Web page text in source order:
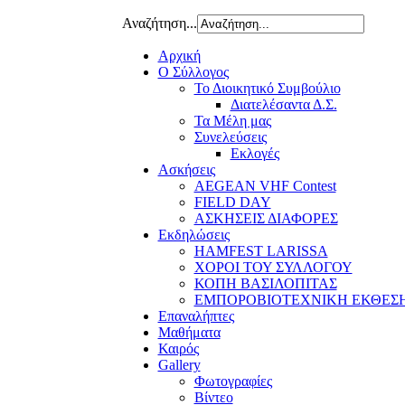
Αναζήτηση...
Αρχική
Ο Σύλλογος
Το Διοικητικό Συμβούλιο
Διατελέσαντα Δ.Σ.
Τα Μέλη μας
Συνελεύσεις
Εκλογές
Ασκήσεις
AEGEAN VHF Contest
FIELD DAY
ΑΣΚΗΣΕΙΣ ΔΙΑΦΟΡΕΣ
Εκδηλώσεις
HAMFEST LARISSA
ΧΟΡΟΙ ΤΟΥ ΣΥΛΛΟΓΟΥ
ΚΟΠΗ ΒΑΣΙΛΟΠΙΤΑΣ
ΕΜΠΟΡΟΒΙΟΤΕΧΝΙΚΗ
Επαναλήπτες
Μαθήματα
Καιρός
Gallery
Φωτογραφίες
Βίντεο